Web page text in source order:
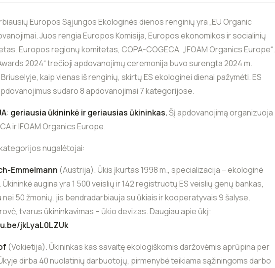
Europos Sąjungos Ekologinės dienos renginių yra „EU Organic
Juos rengia Europos Komisija, Europos ekonomikos ir socialinių
Europos regionų komitetas, COPA-COGECA, „IFOAM Organics Europe“.
2024“ trečioji apdovanojimų ceremonija buvo surengta 2024 m.
kaip vienas iš renginių, skirtų ES ekologinei dienai pažymėti. ES
sudaro 8 apdovanojimai 7 ​​kategorijose.
: geriausia ūkininkė ir geriausias ūkininkas.Šį apdovanojimą organizuoja
ir IFOAM Organics Europe.
nugalėtojai:
Emmelmann (Austrija). Ūkis įkurtas 1998 m., specializacija – ekologinė
augina yra 1 500 veislių ir 142 registruotų ES veislių genų bankas,
nei 50 žmonių, jis bendradarbiauja su ūkiais ir kooperatyvais 9 šalyse.
tvarus ūkininkavimas – ūkio devizas. Daugiau apie ūkį:
jkLyaL0LZUk
(Vokietija). Ūkininkas kas savaitę ekologiškomis daržovėmis aprūpina per
dirba 40 nuolatinių darbuotojų, pirmenybė teikiama sąžiningoms darbo